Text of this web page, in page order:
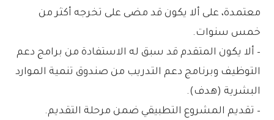
معتمدة، على ألا يكون قد مضى على تخرجه أكثر من
خمس سنوات.
– ألا يكون المتقدم قد سبق له الاستفادة من برامج دعم
التوظيف وبرنامج دعم التدريب من صندوق تنمية الموارد
البشرية (هدف).
– تقديم المشروع التطبيقي ضمن مرحلة التقديم.